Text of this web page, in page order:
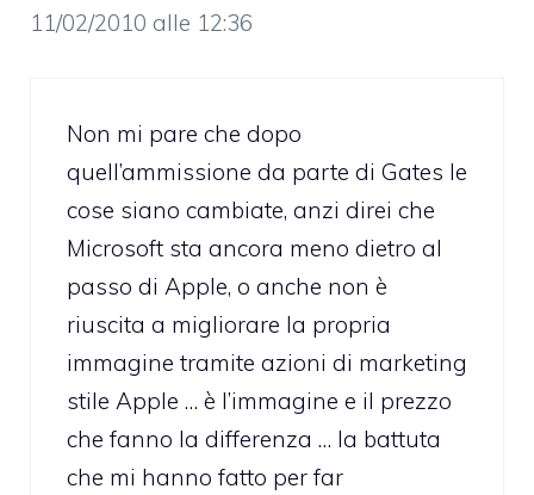
11/02/2010 alle 12:36
Non mi pare che dopo
quell’ammissione da parte di Gates le
cose siano cambiate, anzi direi che
Microsoft sta ancora meno dietro al
passo di Apple, o anche non è
riuscita a migliorare la propria
immagine tramite azioni di marketing
stile Apple … è l’immagine e il prezzo
che fanno la differenza … la battuta
che mi hanno fatto per far